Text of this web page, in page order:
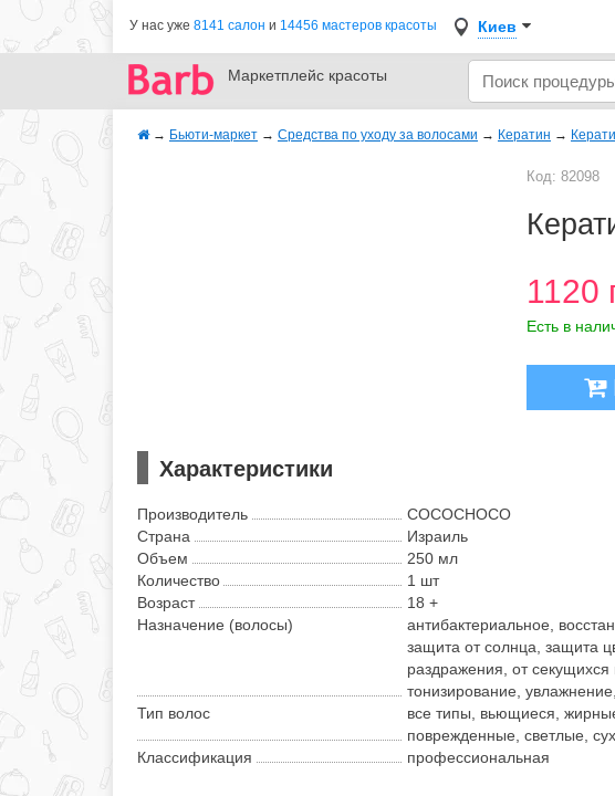
У нас уже 8141 салон и 14456 мастеров красоты Киев
Маркетплейс красоты
→ Бьюти-маркет → Средства по уходу за волосами → Кератин →
Код: 82098
1120
Есть в
Характеристики
Производитель
COCOCHOCO
Страна
Израиль
Объем
250 мл
Количество
1 шт
Возраст
18 +
Назначение (волосы)
антибактериальное,
защита от солнца, защита
раздражения, от
тонизирование,
Тип волос
все типы, вьющиеся,
поврежденные, светлые,
Классификация
профессиональная